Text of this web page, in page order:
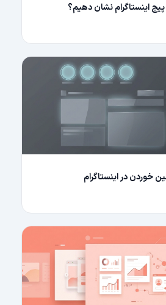
اینستاگرام نشان دهیم؟
خوردن در اینستاگرام